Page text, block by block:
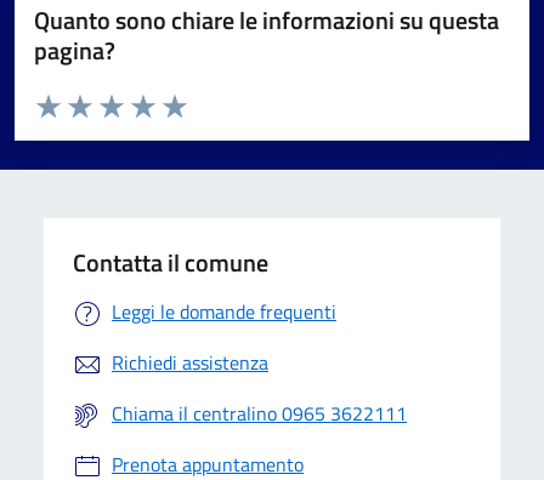
Quanto sono chiare le informazioni su questa
pagina?
Valuta da 1 a 5 stelle la pagina
Valuta 5 stelle su 5
Valuta 4 stelle su 5
Valuta 3 stelle su 5
Valuta 2 stelle su 5
Valuta 1 stelle su 5
Contatta il comune
Leggi le domande frequenti
Richiedi assistenza
Chiama il centralino 0965 3622111
Prenota appuntamento